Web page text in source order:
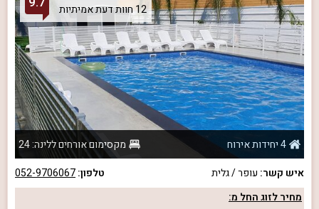
12 חוות דעת אמיתיות
4 יחידות אירוח
מקסימום אורחים ללינה: 24
איש קשר: עופר / גלית טלפון:052-9706067
מחיר לזוג החל מ: